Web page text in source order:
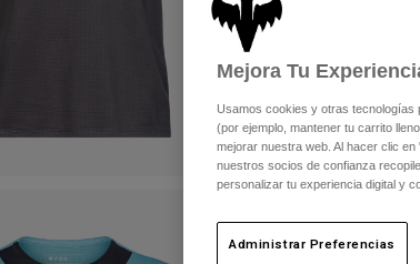
Mejora Tu
Usamos cookies y otras tecnologías
(por ejemplo, mantener tu carrito
mejorar nuestra web. Al hacer clic
nuestros socios de confianza
personalizar tu experiencia digital y
Administrar Preferencias